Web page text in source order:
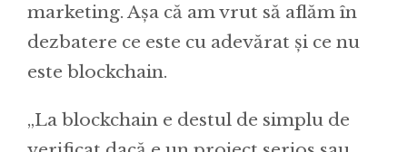
marketing. Așa că am vrut să aflăm în
dezbatere ce este cu adevărat și ce nu
este blockchain.
„La blockchain e destul de simplu de